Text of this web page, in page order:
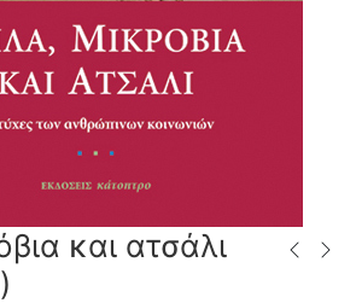
και ατσάλι